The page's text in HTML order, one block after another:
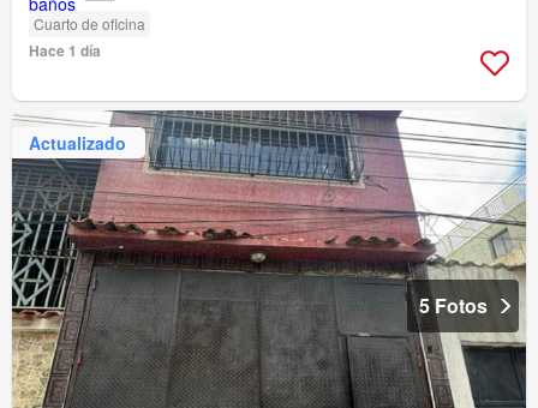
Cuarto de oficina
Hace 1 día
Actualizado
5 Fotos